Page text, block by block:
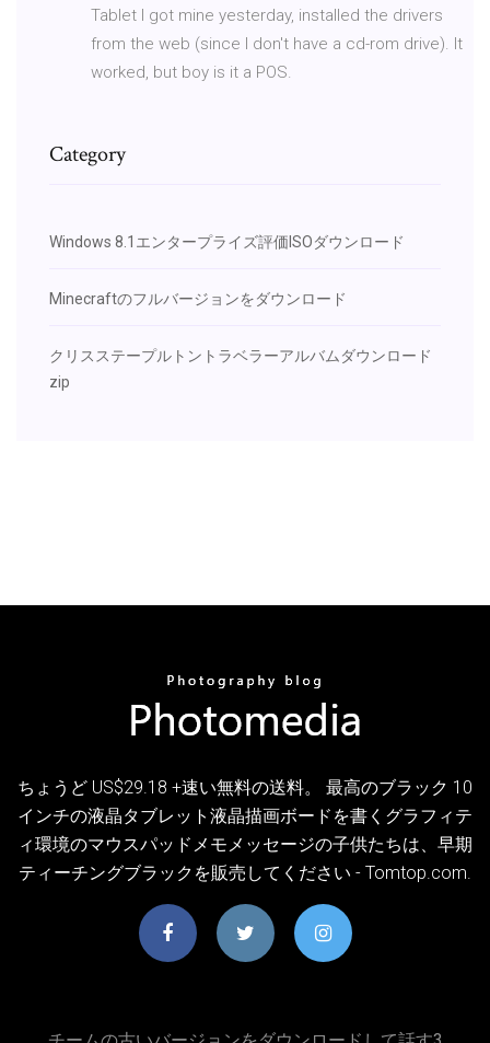
Tablet I got mine yesterday, installed the drivers
from the web (since I don't have a cd-rom drive). It
worked, but boy is it a POS.
Category
Windows 8.1エンタープライズ評価ISOダウンロード
Minecraftのフルバージョンをダウンロード
クリスステープルトントラベラーアルバムダウンロード
zip
ちょうど US$29.18 +速い無料の送料。 最高のブラック 10
インチの液晶タブレット液晶描画ボードを書くグラフィテ
ィ環境のマウスパッドメモメッセージの子供たちは、早期
ティーチングブラックを販売してください - Tomtop.com.